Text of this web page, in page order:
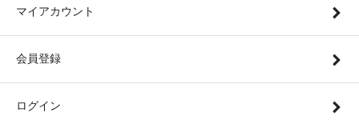
マイアカウント
会員登録
ログイン